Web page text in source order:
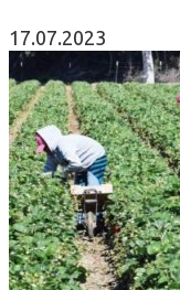
17.07.2023